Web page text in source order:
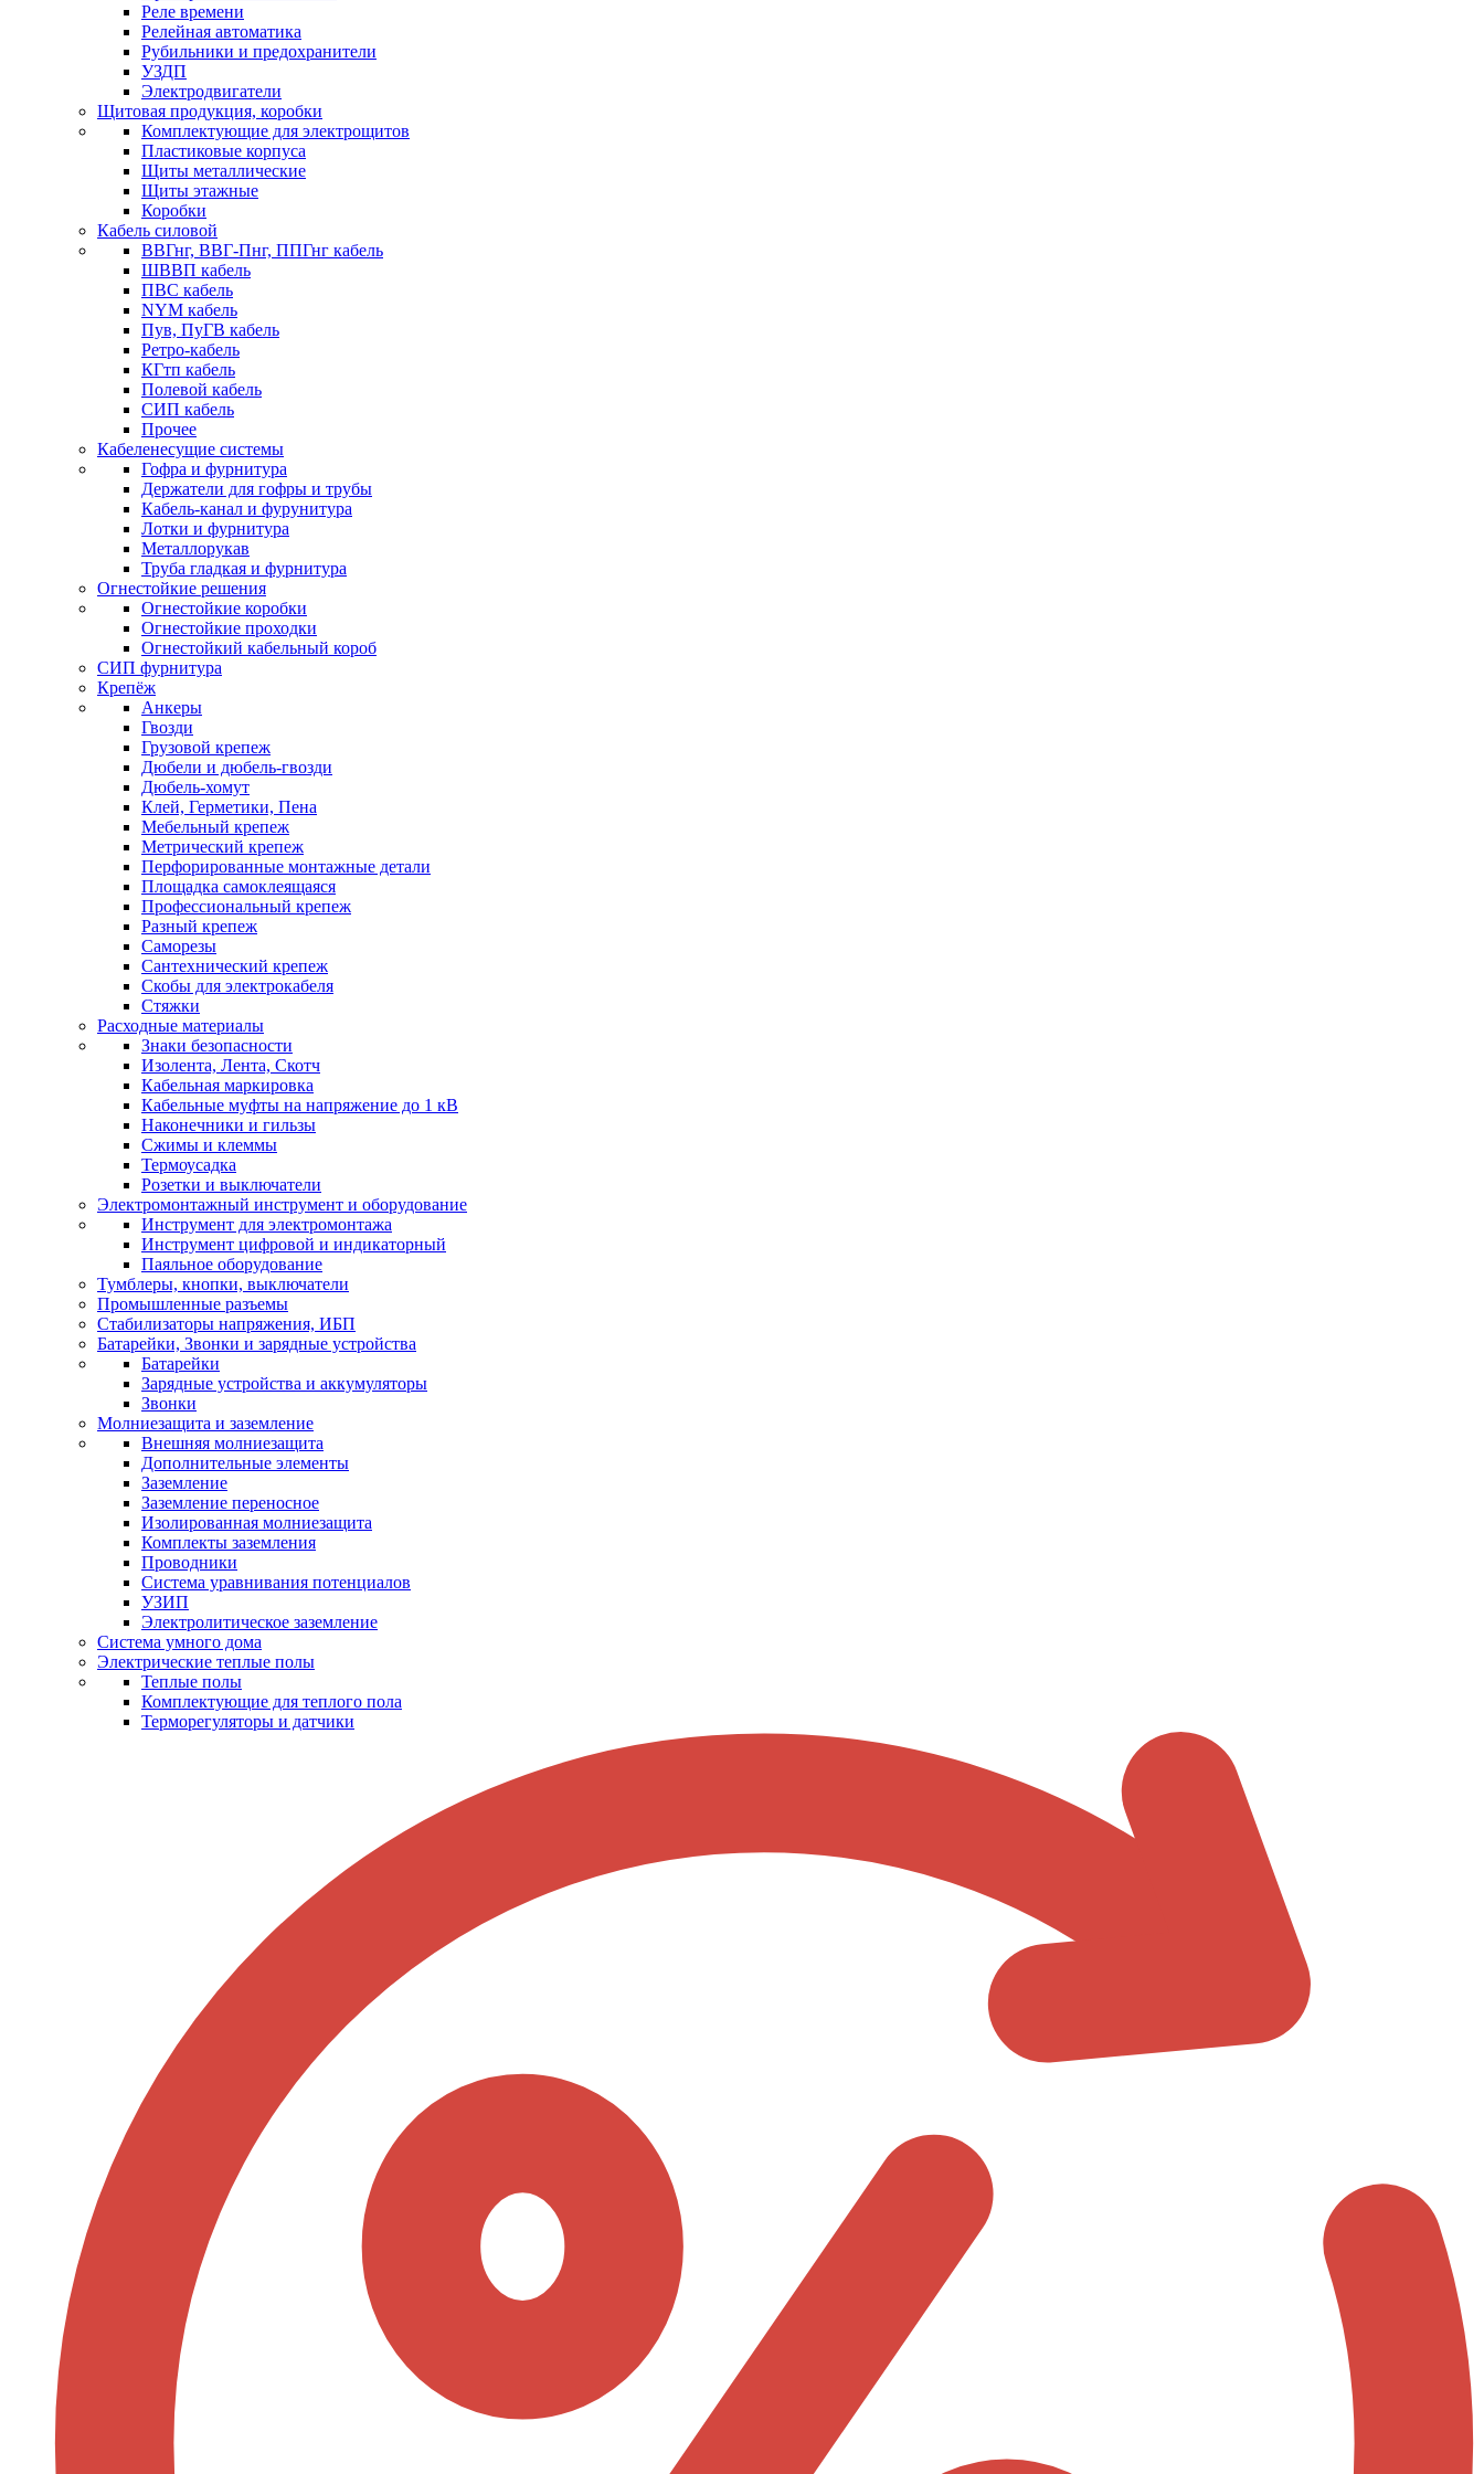
Реле времени
Релейная автоматика
Рубильники и предохранители
УЗДП
Электродвигатели
Щитовая продукция, коробки
Комплектующие для электрощитов
Пластиковые корпуса
Щиты металлические
Щиты этажные
Коробки
Кабель силовой
ВВГнг, ВВГ-Пнг, ППГнг кабель
ШВВП кабель
ПВС кабель
NYM кабель
Пув, ПуГВ кабель
Ретро-кабель
КГтп кабель
Полевой кабель
СИП кабель
Прочее
Кабеленесущие системы
Гофра и фурнитура
Держатели для гофры и трубы
Кабель-канал и фурунитура
Лотки и фурнитура
Металлорукав
Труба гладкая и фурнитура
Огнестойкие решения
Огнестойкие коробки
Огнестойкие проходки
Огнестойкий кабельный короб
СИП фурнитура
Крепёж
Анкеры
Гвозди
Грузовой крепеж
Дюбели и дюбель-гвозди
Дюбель-хомут
Клей, Герметики, Пена
Мебельный крепеж
Метрический крепеж
Перфорированные монтажные детали
Площадка самоклеящаяся
Профессиональный крепеж
Разный крепеж
Саморезы
Сантехнический крепеж
Скобы для электрокабеля
Стяжки
Расходные материалы
Знаки безопасности
Изолента, Лента, Скотч
Кабельная маркировка
Кабельные муфты на напряжение до 1 кВ
Наконечники и гильзы
Сжимы и клеммы
Термоусадка
Розетки и выключатели
Электромонтажный инструмент и оборудование
Инструмент для электромонтажа
Инструмент цифровой и индикаторный
Паяльное оборудование
Тумблеры, кнопки, выключатели
Промышленные разъемы
Стабилизаторы напряжения, ИБП
Батарейки, Звонки и зарядные устройства
Батарейки
Зарядные устройства и аккумуляторы
Звонки
Молниезащита и заземление
Внешняя молниезащита
Дополнительные элементы
Заземление
Заземление переносное
Изолированная молниезащита
Комплекты заземления
Проводники
Система уравнивания потенциалов
УЗИП
Электролитическое заземление
Система умного дома
Электрические теплые полы
Теплые полы
Комплектующие для теплого пола
Терморегуляторы и датчики